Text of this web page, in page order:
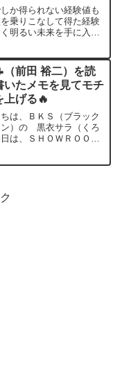
か得られない経験値も
乗りこなして得た経験
明るい未来を手に入れ
震える感覚がある。そ
をまとめ...
（前田 裕二）を読
いたメモを見てモチ
上げる🔥
は、ＢＫＳ（ブラック
ン）の 黒衣サラ（くろ
は、ＳＨＯＷＲＯＯＭ